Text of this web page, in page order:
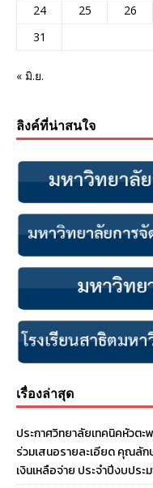
24
25 26
31
« มิ.ย.
ลิงค์ที่น่าสนใจ
เรื่องล่าสุด
ประกาศวิทยาลัยเทคนิคหัวตะ
ร่วมเสนอรายละเอียด คุณลั
เงินเหลือจ่าย ประจําปีงบปร